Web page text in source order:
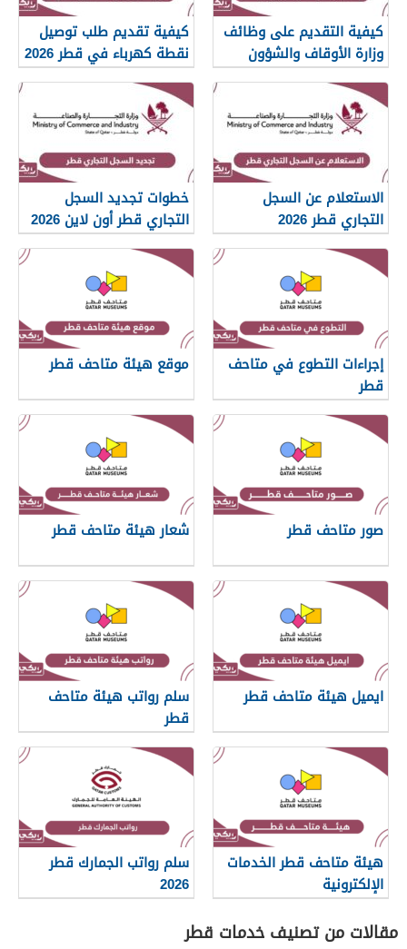
كيفية التقديم على وظائف
وزارة الأوقاف والشؤون
الإسلامية قطر 2026
كيفية تقديم طلب توصيل
نقطة كهرباء في قطر 2026
الاستعلام عن السجل
التجاري قطر 2026
خطوات تجديد السجل
التجاري قطر أون لاين 2026
إجراءات التطوع في متاحف
قطر
موقع هيئة متاحف قطر
صور متاحف قطر شعار هيئة متاحف قطر
ايميل هيئة متاحف قطر
سلم رواتب هيئة متاحف
قطر
هيئة متاحف قطر الخدمات
الإلكترونية
سلم رواتب الجمارك قطر
2026
مقالات من تصنيف خدمات قطر